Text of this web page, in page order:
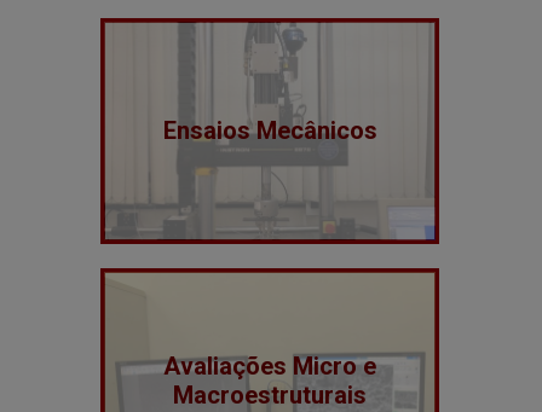
Ensaios Mecânicos
Avaliações Micro e
Macroestruturais